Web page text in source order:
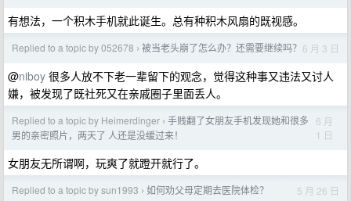
有想法，一个积木手机就此诞生。总有种积木风扇的既视感。
Replied to a topic by 052678 › 被当老头崩了怎么办？还需要继续吗？ 6 月 3 日
@niboy 很多人放不下老一辈留下的观念，觉得这种事又违法又讨人
嫌，被发现了既社死又在亲戚圈子里面丢人。
Replied to a topic by Heimerdinger › 手贱翻了女朋友手机发现她和很多
男的亲密照片，两天了 人还是没缓过来！
6 月
1 日
女朋友无所谓啊，玩爽了就蹬开就行了。
Replied to a topic by sun1993 › 如何劝父母定期去医院体检？ 5 月 26 日